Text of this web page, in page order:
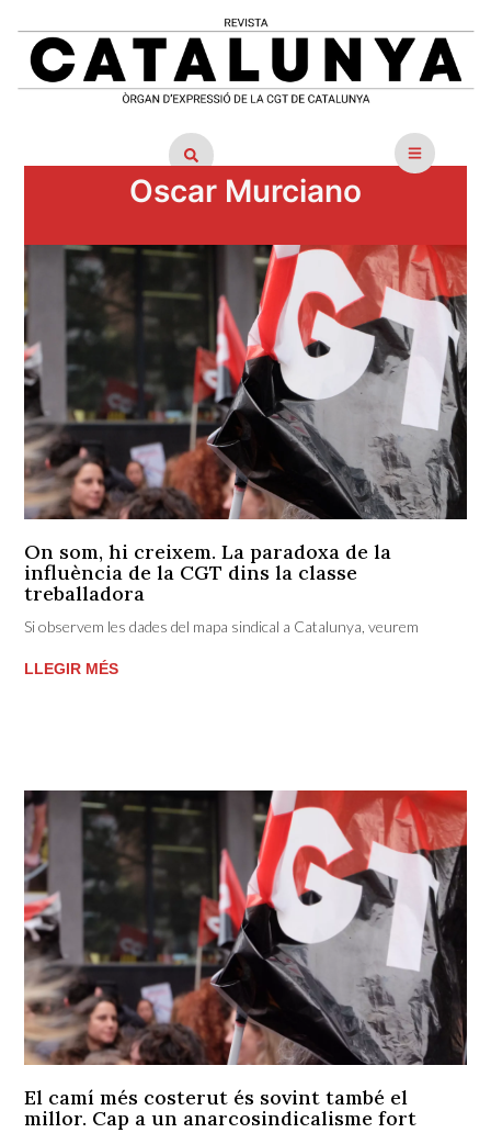
Oscar Murciano
On som, hi creixem. La paradoxa de la
influència de la CGT dins la classe
treballadora
Si observem les dades del mapa sindical a Catalunya, veurem
LLEGIR MÉS
El camí més costerut és sovint també el
millor. Cap a un anarcosindicalisme fort